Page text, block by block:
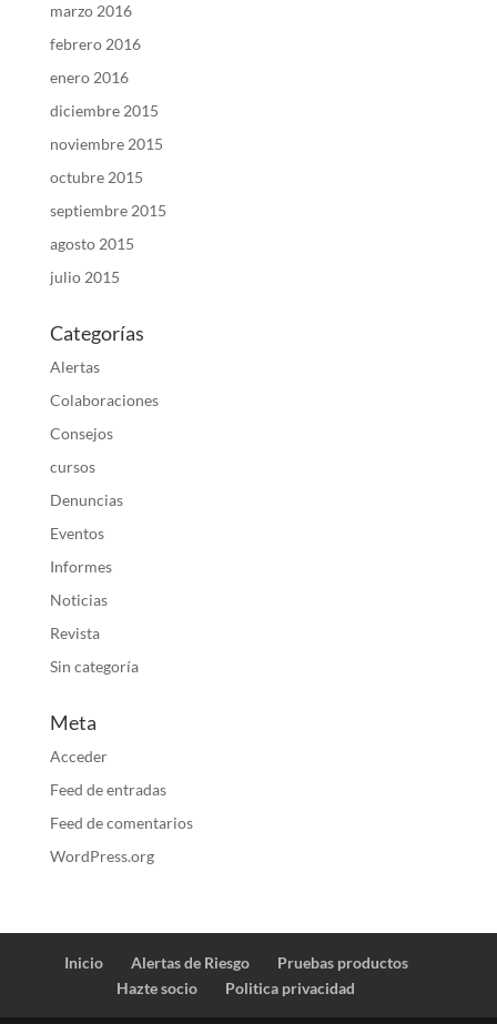
marzo 2016
febrero 2016
enero 2016
diciembre 2015
noviembre 2015
octubre 2015
septiembre 2015
agosto 2015
julio 2015
Categorías
Alertas
Colaboraciones
Consejos
cursos
Denuncias
Eventos
Informes
Noticias
Revista
Sin categoría
Meta
Acceder
Feed de entradas
Feed de comentarios
WordPress.org
Inicio Alertas de Riesgo
Pruebas productos
Hazte socio
Politica privacidad